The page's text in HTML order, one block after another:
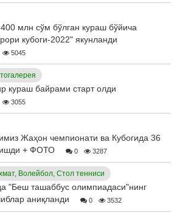
млн сўм бўлган кураш бўйича
кубоги-2022" якунланди
5045
кураш байрами старт олди
3055
Жаҳон чемпионати ва Кубогида 36
+ ФОТО
0 3287
Волейбол, Стол тенниси
"Беш ташаббус олимпиадаси"нинг
аниқланди
0 3532